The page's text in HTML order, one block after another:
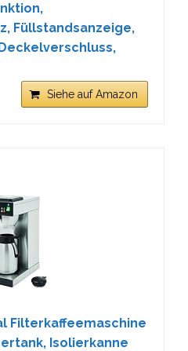
Füllstandsanzeige,
Siehe auf Amazon
Filterkaffeemaschine
Isolierkanne